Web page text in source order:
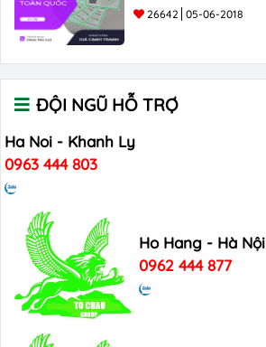
26642 05-06-2018
ĐỘI NGŨ HỖ TRỢ
Ha Noi - Khanh Ly
0963 444 803
Ho Hang - Hà Nội
0962 444 877